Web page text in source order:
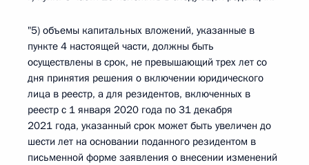
"5) объемы капитальных вложений, указанные в
пункте 4 настоящей части, должны быть
осуществлены в срок, не превышающий трех лет со
дня принятия решения о включении юридического
лица в реестр, а для резидентов, включенных в
реестр с 1 января 2020 года по 31 декабря
2021 года, указанный срок может быть увеличен до
шести лет на основании поданного резидентом в
письменной форме заявления о внесении изменений